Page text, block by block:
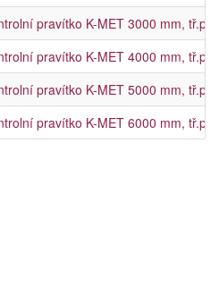
pravítko K-MET 3000 mm,
pravítko K-MET 4000 mm,
pravítko K-MET 5000 mm,
pravítko K-MET 6000 mm,